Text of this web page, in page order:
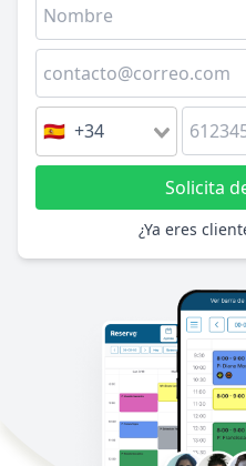
🇪🇸 +34
Solicita
¿Ya eres